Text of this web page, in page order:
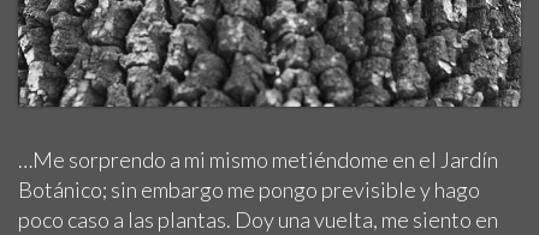
…Me sorprendo a mi mismo metiéndome en el Jardín
Botánico; sin embargo me pongo previsible y hago
poco caso a las plantas. Doy una vuelta, me siento en